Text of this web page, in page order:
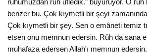
ruhumuzdan ruh üfledik." buyuruyor. O
benzer bu. Çok kıymetli bir şeyi
Çok kıymetli bir şey. Sen o emâneti temiz
etsen onu memnun edersin. Rûh da sana
muhafaza edersen Allah'ı memnun